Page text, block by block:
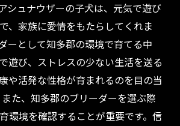
シュナウザーの子犬は、元気で遊び
、家族に愛情をもたらしてくれま
ーとして知多郡の環境で育てる中
遊び、ストレスの少ない生活を送る
や活発な性格が育まれるのを目の当
た、知多郡のブリーダーを選ぶ際
環境を確認することが重要です。信